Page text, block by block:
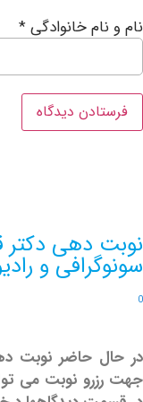
خانوادگی*
دکتر
و
حاضر نوبت دهی
نوبت می توانید از